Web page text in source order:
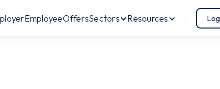
EmployeeOffersSectors Resources
See the